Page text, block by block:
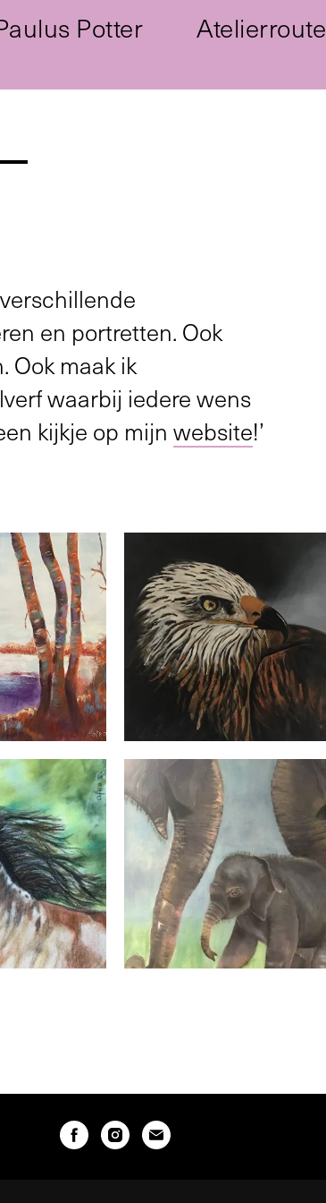
Potter Atelierroute
en portretten. Ook
Ook maak ik
waarbij iedere wens
kijkje op mijn website!’